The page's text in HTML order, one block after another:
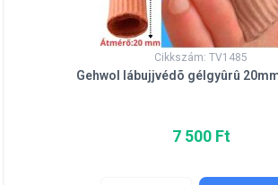
Cikkszám: TV1485
Gehwol lábujjvédõ gélgyûrû
7 500 Ft